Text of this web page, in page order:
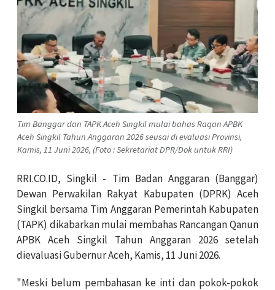
Tim Banggar dan TAPK Aceh Singkil mulai bahas Raqan APBK
Aceh Singkil Tahun Anggaran 2026 seusai di evaluasi Provinsi,
Kamis, 11 Juni 2026, (Foto : Sekretariat DPR/Dok untuk RRI)
RRI.CO.ID, Singkil - Tim Badan Anggaran (Banggar)
Dewan Perwakilan Rakyat Kabupaten (DPRK) Aceh
Singkil bersama Tim Anggaran Pemerintah Kabupaten
(TAPK) dikabarkan mulai membahas Rancangan Qanun
APBK Aceh Singkil Tahun Anggaran 2026 setelah
dievaluasi Gubernur Aceh, Kamis, 11 Juni 2026.
"Meski belum pembahasan ke inti dan pokok-pokok